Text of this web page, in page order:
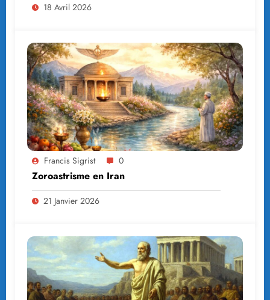
18 Avril 2026
Francis Sigrist 0
Zoroastrisme en Iran
21 Janvier 2026